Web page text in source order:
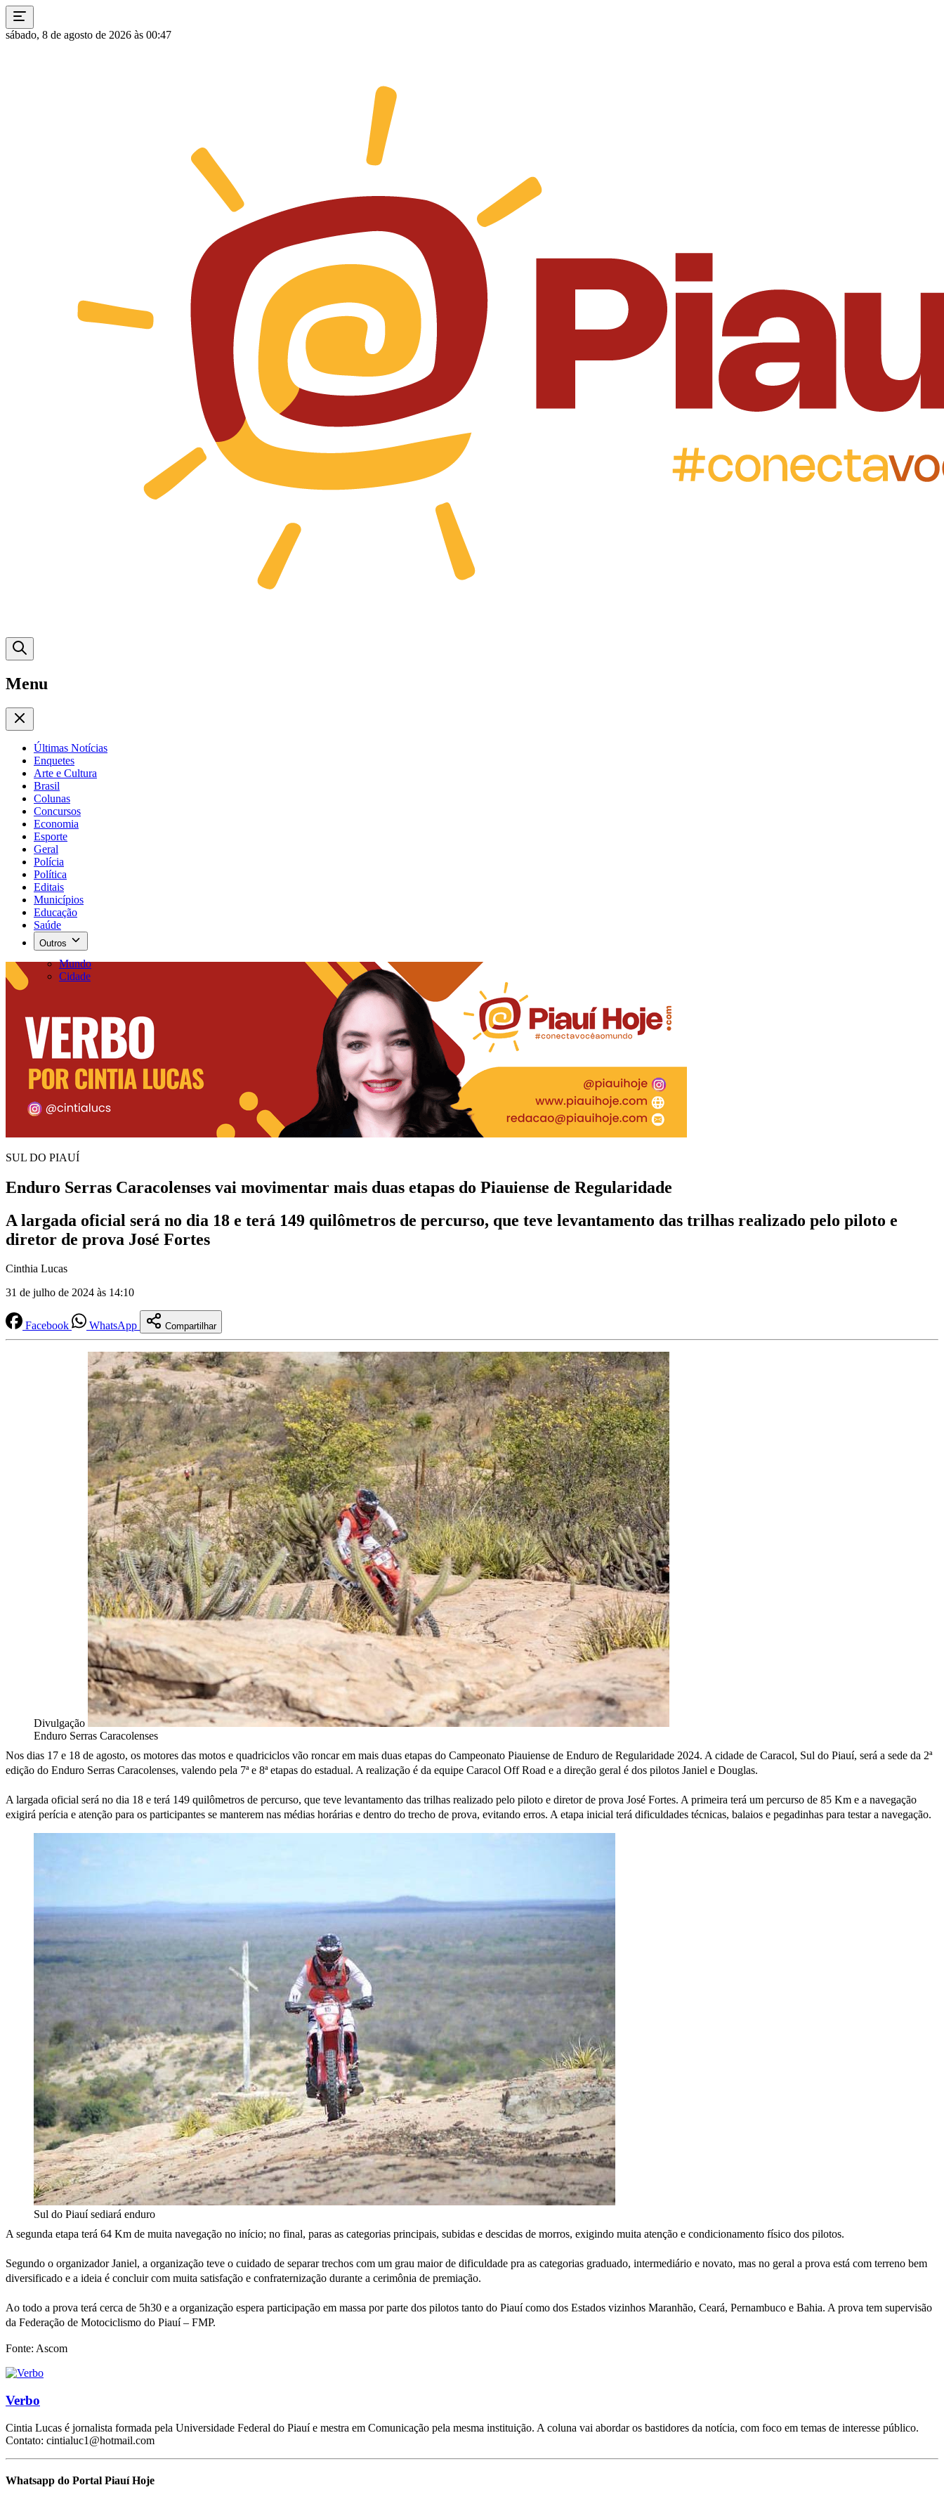
sábado, 8 de agosto de 2026 às 00:47
Menu
Últimas Notícias
Enquetes
Arte e Cultura
Brasil
Colunas
Concursos
Economia
Esporte
Geral
Polícia
Política
Editais
Municípios
Educação
Saúde
Outros
Mundo
Cidade
SUL DO PIAUÍ
Enduro Serras Caracolenses vai movimentar mais duas etapas do Piauiense de Regularidade
A largada oficial será no dia 18 e terá 149 quilômetros de percurso, que teve levantamento das trilhas realizado pelo piloto e
diretor de prova José Fortes
Cinthia Lucas
31 de julho de 2024 às 14:10
Facebook WhatsApp Compartilhar
Divulgação
Enduro Serras Caracolenses
Nos dias 17 e 18 de agosto, os motores das motos e quadriciclos vão roncar em mais duas etapas do Campeonato Piauiense de Enduro de Regularidade 2024. A cidade de Caracol, Sul do Piauí, será a sede da 2ª
edição do Enduro Serras Caracolenses, valendo pela 7ª e 8ª etapas do estadual. A realização é da equipe Caracol Off Road e a direção geral é dos pilotos Janiel e Douglas.
A largada oficial será no dia 18 e terá 149 quilômetros de percurso, que teve levantamento das trilhas realizado pelo piloto e diretor de prova José Fortes. A primeira terá um percurso de 85 Km e a navegação
exigirá perícia e atenção para os participantes se manterem nas médias horárias e dentro do trecho de prova, evitando erros. A etapa inicial terá dificuldades técnicas, balaios e pegadinhas para testar a navegação.
Sul do Piauí sediará enduro
A segunda etapa terá 64 Km de muita navegação no início; no final, paras as categorias principais, subidas e descidas de morros, exigindo muita atenção e condicionamento físico dos pilotos.
Segundo o organizador Janiel, a organização teve o cuidado de separar trechos com um grau maior de dificuldade pra as categorias graduado, intermediário e novato, mas no geral a prova está com terreno bem
diversificado e a ideia é concluir com muita satisfação e confraternização durante a cerimônia de premiação.
Ao todo a prova terá cerca de 5h30 e a organização espera participação em massa por parte dos pilotos tanto do Piauí como dos Estados vizinhos Maranhão, Ceará, Pernambuco e Bahia. A prova tem supervisão
da Federação de Motociclismo do Piauí – FMP.
Fonte: Ascom
Verbo
Cintia Lucas é jornalista formada pela Universidade Federal do Piauí e mestra em Comunicação pela mesma instituição. A coluna vai abordar os bastidores da notícia, com foco em temas de interesse público.
Contato: cintialuc1@hotmail.com
Whatsapp do Portal Piauí Hoje